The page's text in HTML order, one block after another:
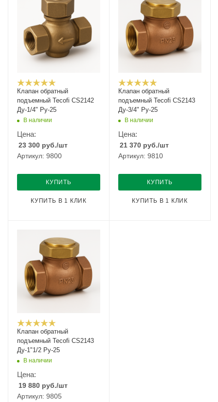
Клапан обратный
подъемный Tecofi CS2142
Ду-1/4" Ру-25
В наличии
Цена:
23 300 руб./шт
Артикул: 9800
КУПИТЬ
КУПИТЬ В 1 КЛИК
Клапан обратный
подъемный Tecofi CS2143
Ду-3/4" Ру-25
В наличии
Цена:
21 370 руб./шт
Артикул: 9810
КУПИТЬ
КУПИТЬ В 1 КЛИК
Клапан обратный
подъемный Tecofi CS2143
Ду-1"1/2 Ру-25
В наличии
Цена:
19 880 руб./шт
Артикул: 9805